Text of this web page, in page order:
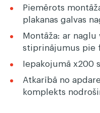
Piemērots
plakanas galvas
Montāža: ar
stiprinājumus pie
Iepakojumā x200
Atkarībā no
komplekts